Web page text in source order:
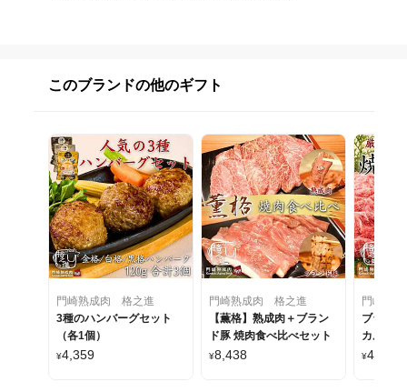
このブランドの他のギフト
門崎熟成肉 格之進
3種のハンバーグセット
（各1個）
¥4,359
門崎熟成肉 格之進
【薫格】熟成肉＋ブラン
ド豚 焼肉食べ比べセット
¥8,438
門崎熟
ブラン
カルビ
ト
¥4,550